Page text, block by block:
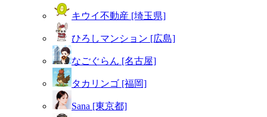
キウイ不動産 [埼玉県]
ひろしマンション [広島]
なごぐらん [名古屋]
タカリンゴ [福岡]
Sana [東京都]